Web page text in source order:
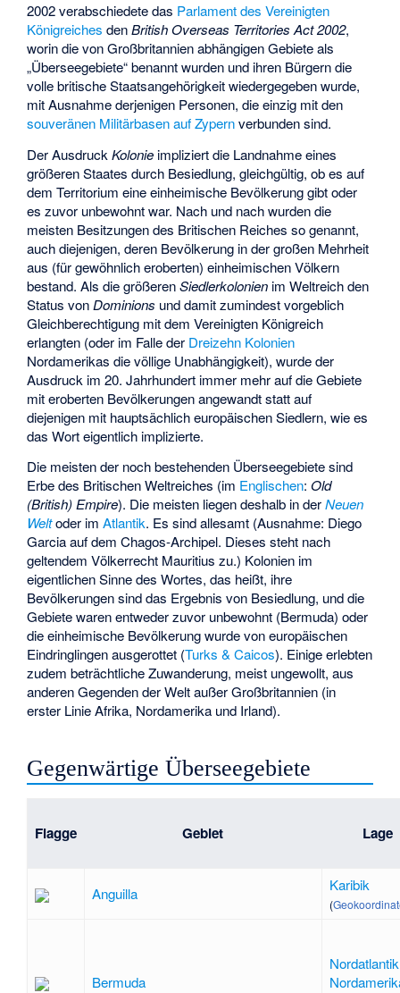
2002 verabschiedete das Parlament des Vereinigten
Königreiches denBritish Overseas Territories Act 2002,
worin die von Großbritannien abhängigen Gebiete als
„Überseegebiete“ benannt wurden und ihren Bürgern die
volle britische Staatsangehörigkeit wiedergegeben wurde,
mit Ausnahme derjenigen Personen, die einzig mit den
souveränen Militärbasen auf Zypernverbunden sind.
Der AusdruckKolonie impliziert die Landnahme eines
größeren Staates durch Besiedlung, gleichgültig, ob es auf
dem Territorium eine einheimische Bevölkerung gibt oder
es zuvor unbewohnt war. Nach und nach wurden die
meisten Besitzungen des Britischen Reiches so genannt,
auch diejenigen, deren Bevölkerung in der großen Mehrheit
aus (für gewöhnlich eroberten) einheimischen Völkern
bestand. Als die größerenSiedlerkolonien im Weltreich den
Status vonDominions und damit zumindest vorgeblich
Gleichberechtigung mit dem Vereinigten Königreich
erlangten (oder im Falle der Dreizehn Kolonien
Nordamerikas die völlige Unabhängigkeit), wurde der
Ausdruck im 20. Jahrhundert immer mehr auf die Gebiete
mit eroberten Bevölkerungen angewandt statt auf
diejenigen mit hauptsächlich europäischen Siedlern, wie es
das Wort eigentlich implizierte.
Die meisten der noch bestehenden Überseegebiete sind
Erbe des Britischen Weltreiches (im Englischen:Old
(British) Empire). Die meisten liegen deshalb in derNeuen
Weltoder imAtlantik. Es sind allesamt (Ausnahme: Diego
Garcia auf dem Chagos-Archipel. Dieses steht nach
geltendem Völkerrecht Mauritius zu.) Kolonien im
eigentlichen Sinne des Wortes, das heißt, ihre
Bevölkerungen sind das Ergebnis von Besiedlung, und die
Gebiete waren entweder zuvor unbewohnt (Bermuda) oder
die einheimische Bevölkerung wurde von europäischen
Eindringlingen ausgerottet (Turks & Caicos). Einige erlebten
zudem beträchtliche Zuwanderung, meist ungewollt, aus
anderen Gegenden der Welt außer Großbritannien (in
erster Linie Afrika, Nordamerika und Irland).
Gegenwärtige Überseegebiete
Flagge Gebiet Lage
Anguilla Karibik
(
Bermuda
Nordatlantik